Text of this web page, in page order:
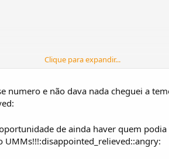
Clique para expandir...
numero e não dava nada cheguei a
de ainda haver quem